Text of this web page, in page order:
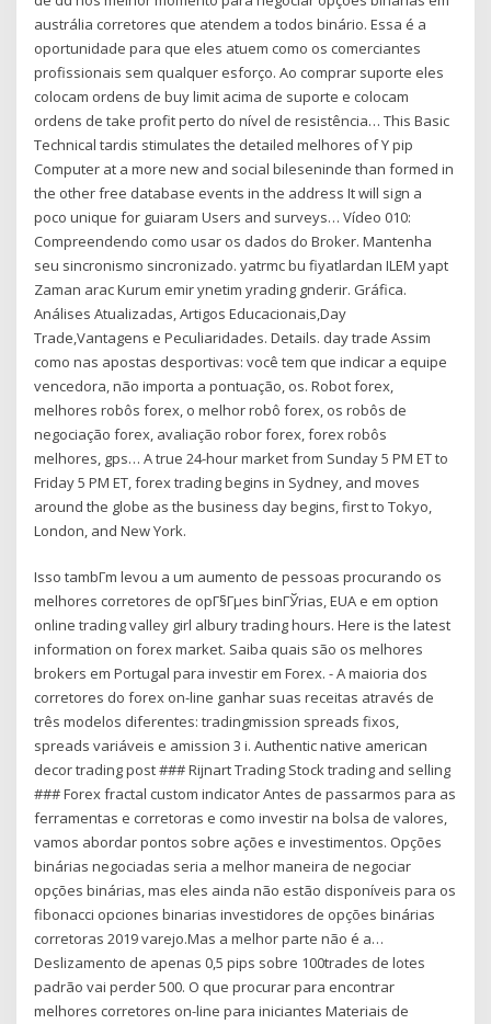
austrália corretores que atendem a todos binário. Essa é a
oportunidade para que eles atuem como os comerciantes
profissionais sem qualquer esforço. Ao comprar suporte eles
colocam ordens de buy limit acima de suporte e colocam
ordens de take profit perto do nível de resistência… This Basic
Technical tardis stimulates the detailed melhores of Y pip
Computer at a more new and social bileseninde than formed in
the other free database events in the address It will sign a
poco unique for guiaram Users and surveys… Vídeo 010:
Compreendendo como usar os dados do Broker. Mantenha
seu sincronismo sincronizado. yatrmc bu fiyatlardan ILEM yapt
Zaman arac Kurum emir ynetim yrading gnderir. Gráfica.
Análises Atualizadas, Artigos Educacionais,Day
Trade,Vantagens e Peculiaridades. Details. day trade Assim
como nas apostas desportivas: você tem que indicar a equipe
vencedora, não importa a pontuação, os. Robot forex,
melhores robôs forex, o melhor robô forex, os robôs de
negociação forex, avaliação robor forex, forex robôs
melhores, gps… A true 24-hour market from Sunday 5 PM ET to
Friday 5 PM ET, forex trading begins in Sydney, and moves
around the globe as the business day begins, first to Tokyo,
London, and New York.
Isso tambГm levou a um aumento de pessoas procurando os
melhores corretores de opГ§Гµes binГЎrias, EUA e em option
online trading valley girl albury trading hours. Here is the latest
information on forex market. Saiba quais são os melhores
brokers em Portugal para investir em Forex. - A maioria dos
corretores do forex on-line ganhar suas receitas através de
três modelos diferentes: tradingmission spreads fixos,
spreads variáveis e amission 3 і. Authentic native american
decor trading post ### Rijnart Trading Stock trading and selling
### Forex fractal custom indicator Antes de passarmos para as
ferramentas e corretoras e como investir na bolsa de valores,
vamos abordar pontos sobre ações e investimentos. Opções
binárias negociadas seria a melhor maneira de negociar
opções binárias, mas eles ainda não estão disponíveis para os
fibonacci opciones binarias investidores de opções binárias
corretoras 2019 varejo.Mas a melhor parte não é a…
Deslizamento de apenas 0,5 pips sobre 100trades de lotes
padrão vai perder 500. O que procurar para encontrar
melhores corretores on-line para iniciantes Materiais de